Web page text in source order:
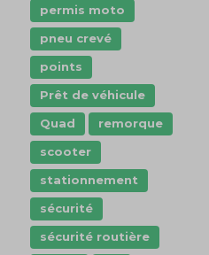
permis moto
pneu crevé
points
Prêt de véhicule
Quad
remorque
scooter
stationnement
sécurité
sécurité routière